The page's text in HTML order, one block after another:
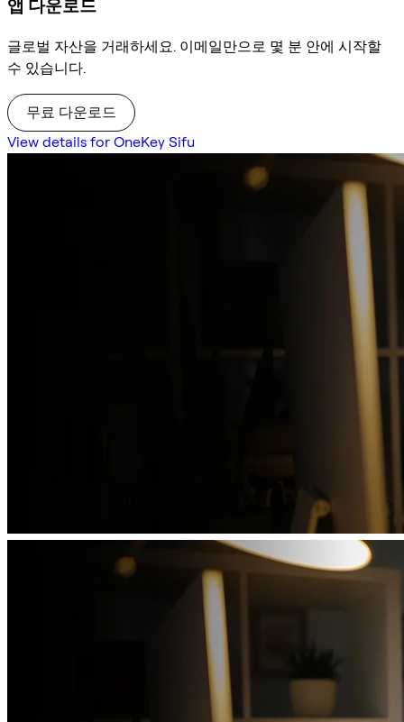
앱 다운로드
글로벌 자산을 거래하세요. 이메일만으로 몇 분 안에 시작할
수 있습니다.
무료 다운로드
View details for OneKey Sifu